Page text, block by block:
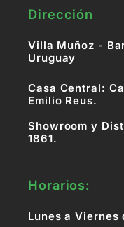
Dirección
Villa Muñoz -
Uruguay
Casa Central:
Emilio Reus.
Showroom y
1861.
Horarios:
Lunes a